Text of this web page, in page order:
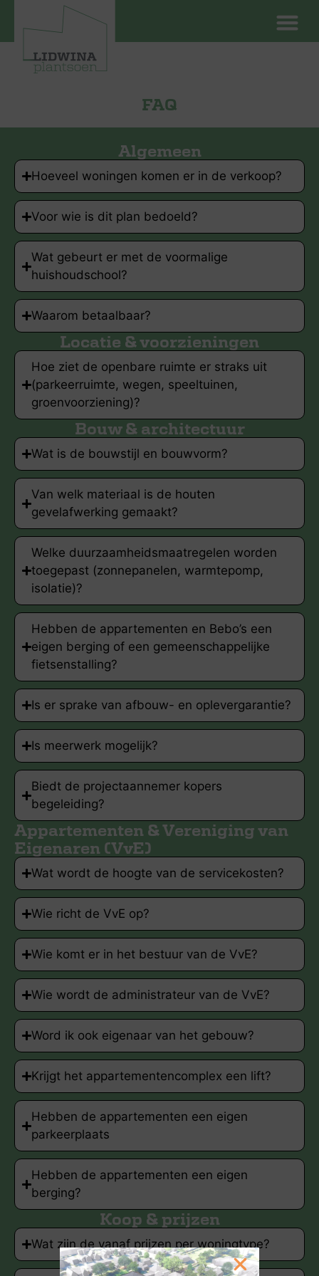
FAQ
Algemeen
Hoeveel woningen komen er in de verkoop?
Voor wie is dit plan bedoeld?
Wat gebeurt er met de voormalige
huishoudschool?
Waarom betaalbaar?
Locatie & voorzieningen
Hoe ziet de openbare ruimte er straks uit
(parkeerruimte, wegen, speeltuinen,
groenvoorziening)?
Bouw & architectuur
Wat is de bouwstijl en bouwvorm?
Van welk materiaal is de houten
gevelafwerking gemaakt?
Welke duurzaamheidsmaatregelen worden
toegepast (zonnepanelen, warmtepomp,
isolatie)?
Hebben de appartementen en Bebo’s een
eigen berging of een gemeenschappelijke
fietsenstalling?
Is er sprake van afbouw- en oplevergarantie?
Is meerwerk mogelijk?
Biedt de projectaannemer kopers
begeleiding?
Appartementen & Vereniging van
Eigenaren (VvE)
Wat wordt de hoogte van de servicekosten?
Wie richt de VvE op?
Wie komt er in het bestuur van de VvE?
Wie wordt de administrateur van de VvE?
Word ik ook eigenaar van het gebouw?
Krijgt het appartementencomplex een lift?
Hebben de appartementen een eigen
parkeerplaats
Hebben de appartementen een eigen
berging?
Koop & prijzen
Wat zijn de vanaf prijzen per woningtype?